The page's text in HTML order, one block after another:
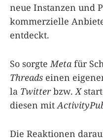
neue Instanzen und
kommerzielle
entdeckt.
So sorgte Meta für
Threads einen
la Twitterbzw. X
diesen mit
Die Reaktionen